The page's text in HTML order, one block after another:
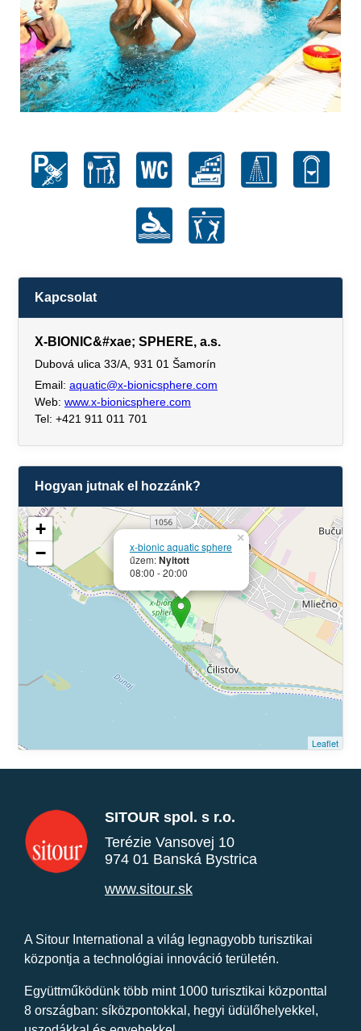
Kapcsolat
X-BIONIC&#xae; SPHERE, a.s.
Dubová ulica 33/A, 931 01 Šamorín
Email: aquatic@x-bionicsphere.com
Web: www.x-bionicsphere.com
Tel: +421 911 011 701
Hogyan jutnak el hozzánk?
x-bionic aquatic sphere
űzem:Nyitott
08:00 - 20:00
×
+
−
Leaflet
SITOUR spol. s r.o.
Terézie Vansovej 10
974 01 Banská Bystrica
www.sitour.sk
A Sitour International a világ legnagyobb turisztikai
központja a technológiai innováció területén.
Együttműködünk több mint 1000 turisztikai központtal
8 országban: síközpontokkal, hegyi üdülőhelyekkel,